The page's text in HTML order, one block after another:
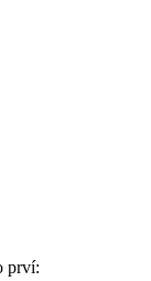
prví: